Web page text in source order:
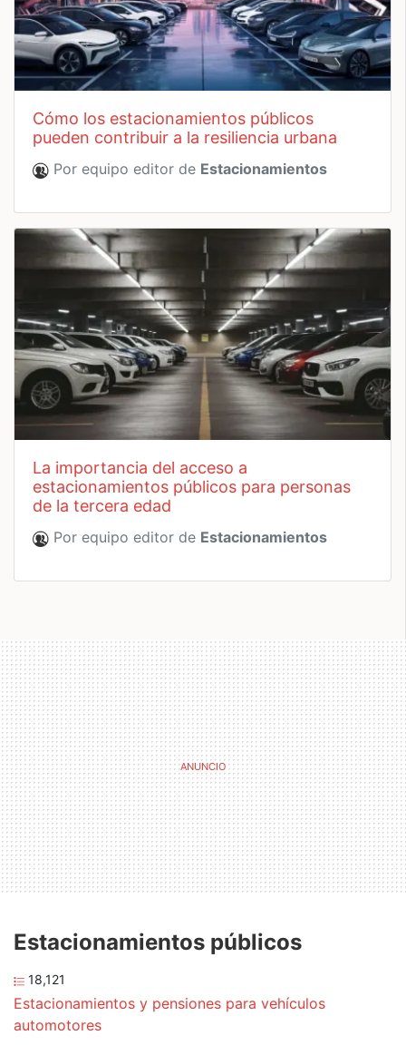
cómo los estacionamientos públicos
pueden contribuir a la resiliencia urbana
Por equipo editor de Estacionamientos
la importancia del acceso a
estacionamientos públicos para personas
de la tercera edad
Por equipo editor de Estacionamientos
Estacionamientos públicos
18,121
Estacionamientos y pensiones para vehículos
automotores